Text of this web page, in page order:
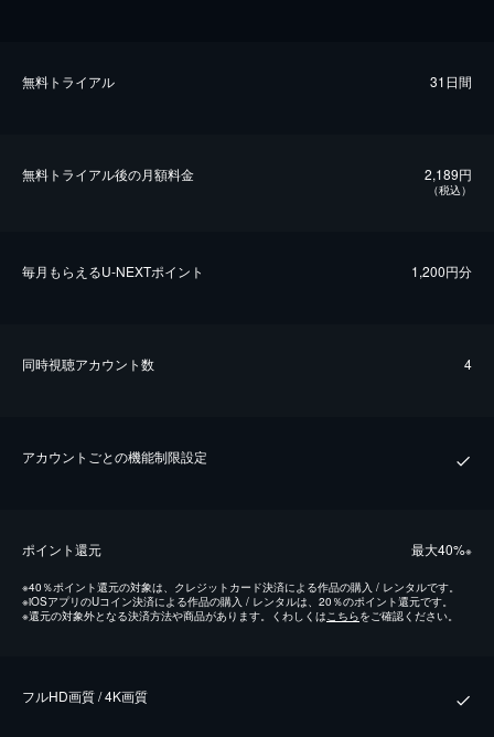
無料トライアル 31日間
無料トライアル後の⽉額料金 2,189円
（税込）
毎⽉もらえるU-NEXTポイント 1,200円分
同時視聴アカウント数 4
アカウントごとの機能制限設定
ポイント還元 最⼤40%※
※40％ポイント還元の対象は、クレジットカード決済による作品の購入 / レンタルです。
※iOSアプリのUコイン決済による作品の購入 / レンタルは、20％のポイント還元です。
※還元の対象外となる決済方法や商品があります。くわしくはこちらをご確認ください。
フルHD画質 / 4K画質